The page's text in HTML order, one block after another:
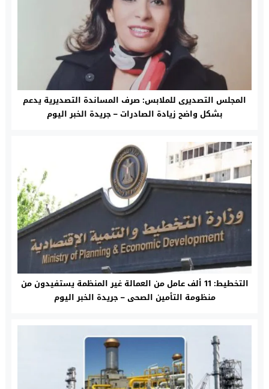
المجلس التصديرى للملابس: صرف المساندة التصديرية يدعم
بشكل واضح زيادة الصادرات – جريدة الخبر اليوم
التخطيط: 11 ألف عامل من العمالة غير المنظمة يستفيدون من
منظومة التأمين الصحى – جريدة الخبر اليوم